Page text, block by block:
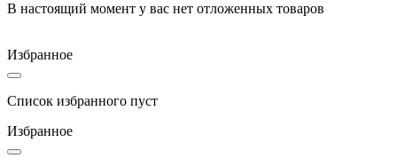
В настоящий момент у вас нет отложенных товаров
Избранное
Список избранного пуст
Избранное